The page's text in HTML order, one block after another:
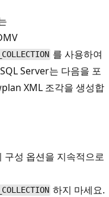
를 사용하여
Server는 다음을 포
XML 조각을 생성합
구성 옵션을 지속적으로
하지 마세요.